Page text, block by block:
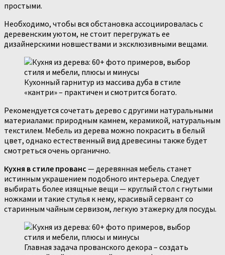
простыми.
Необходимо, чтобы вся обстановка ассоциировалась с
деревенским уютом, не стоит перегружать ее
дизайнерскими новшествами и эксклюзивными вещами.
Кухонный гарнитур из массива дуба в стиле
«кантри» – практичен и смотрится богато.
Рекомендуется сочетать дерево с другими натуральными
материалами: природным камнем, керамикой, натуральным
текстилем. Мебель из дерева можно покрасить в белый
цвет, однако естественный вид древесины также будет
смотреться очень органично.
Кухня в стиле прованс — деревянная мебель станет
истинным украшением подобного интерьера. Следует
выбирать более изящные вещи — круглый стол с гнутыми
ножками и такие стулья к нему, красивый сервант со
старинным чайным сервизом, легкую этажерку для посуды.
Главная задача прованского декора – создать